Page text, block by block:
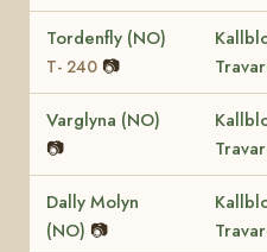
Tordenfly (NO)
T- 240 📷
Varglyna (NO)
📷
Dally Molyn
(NO) 📷